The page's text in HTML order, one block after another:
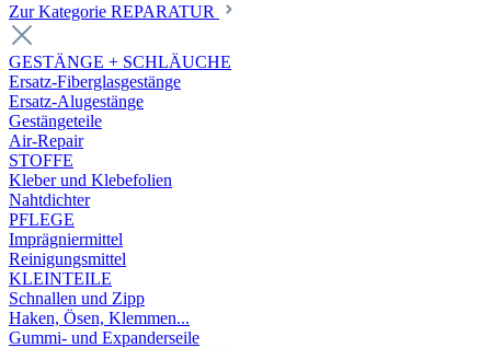
Zur Kategorie REPARATUR
GESTÄNGE + SCHLÄUCHE
Ersatz-Fiberglasgestänge
Ersatz-Alugestänge
Gestängeteile
Air-Repair
STOFFE
Kleber und Klebefolien
Nahtdichter
PFLEGE
Imprägniermittel
Reinigungsmittel
KLEINTEILE
Schnallen und Zipp
Haken, Ösen, Klemmen...
Gummi- und Expanderseile